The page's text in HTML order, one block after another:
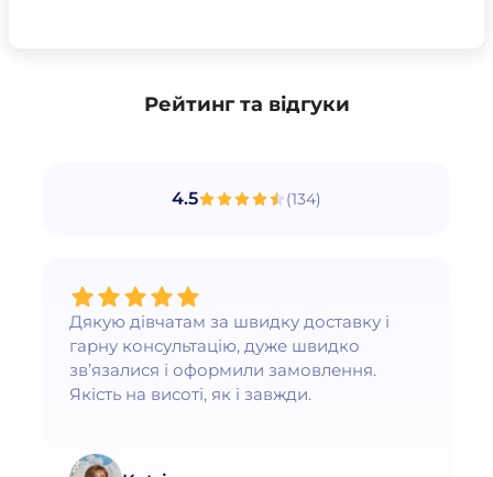
Рейтинг та відгуки
4.5 (134)
Дякую дівчатам за швидку доставку і
гарну консультацію, дуже швидко
зв’язалися і оформили замовлення.
Якість на висоті, як і завжди.